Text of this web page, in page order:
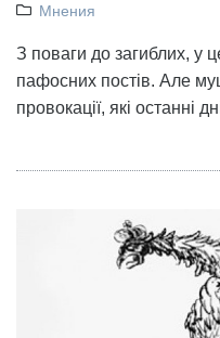
Мнения
З поваги до загиблих, у
пафосних постів. Але
провокації, які останні